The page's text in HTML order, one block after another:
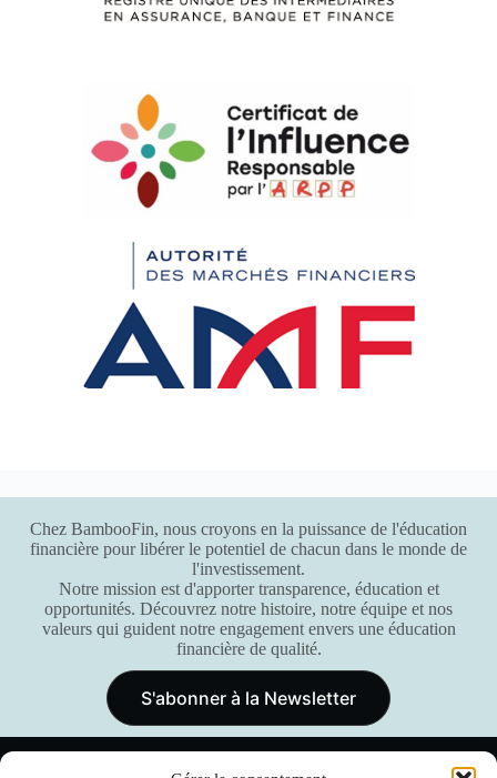
Chez BambooFin, nous croyons en la puissance de l'éducation
financière pour libérer le potentiel de chacun dans le monde de
l'investissement.
Notre mission est d'apporter transparence, éducation et
opportunités. Découvrez notre histoire, notre équipe et nos
valeurs qui guident notre engagement envers une éducation
financière de qualité.
S'abonner à la Newsletter